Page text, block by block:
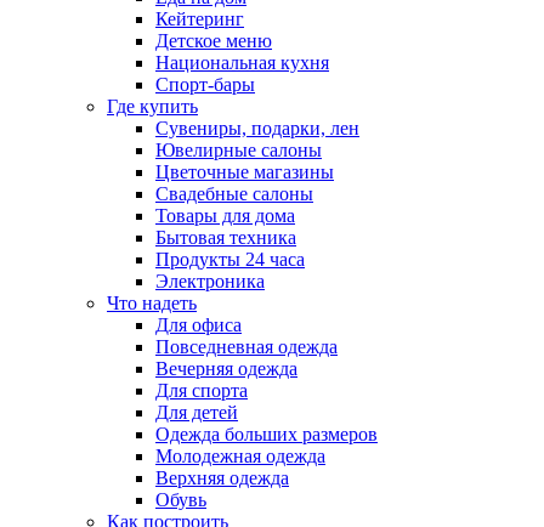
Кейтеринг
Детское меню
Национальная кухня
Спорт-бары
Где купить
Сувениры, подарки, лен
Ювелирные салоны
Цветочные магазины
Свадебные салоны
Товары для дома
Бытовая техника
Продукты 24 часа
Электроника
Что надеть
Для офиса
Повседневная одежда
Вечерняя одежда
Для спорта
Для детей
Одежда больших размеров
Молодежная одежда
Верхняя одежда
Обувь
Как построить